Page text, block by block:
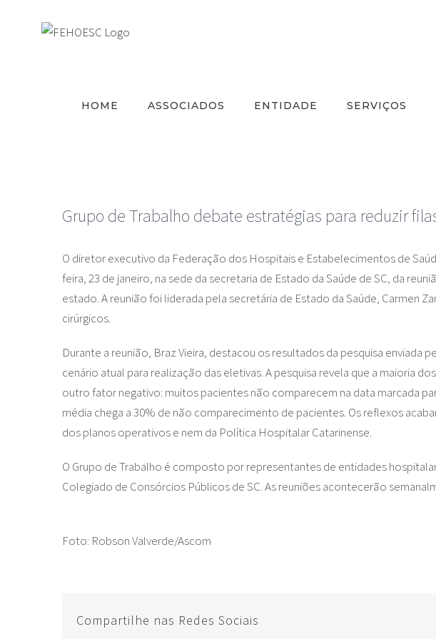
HOME ASSOCIADOS ENTIDADE SERVIÇOS
Grupo de Trabalho debate estratégias para reduzir
O diretor executivo da Federação dos Hospitais e Estabelecimentos de
feira, 23 de janeiro, na sede da secretaria de Estado da Saúde de SC, da
estado. A reunião foi liderada pela secretária de Estado da Saúde, Carmen
cirúrgicos.
Durante a reunião, Braz Vieira, destacou os resultados da pesquisa enviada
cenário atual para realização das eletivas. A pesquisa revela que a maioria
outro fator negativo: muitos pacientes não comparecem na data marcada
média chega a 30% de não comparecimento de pacientes. Os reflexos
dos planos operativos e nem da Política Hospitalar Catarinense.
O Grupo de Trabalho é composto por representantes de entidades
Colegiado de Consórcios Públicos de SC. As reuniões acontecerão
Foto: Robson Valverde/Ascom
Compartilhe nas Redes Sociais